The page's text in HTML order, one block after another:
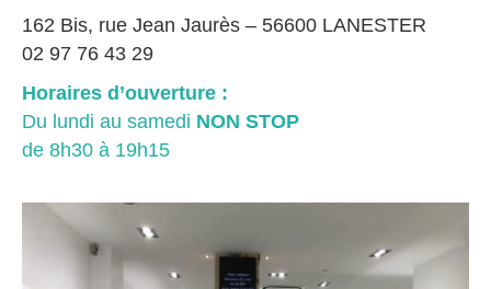
162 Bis, rue Jean Jaurès – 56600 LANESTER
02 97 76 43 29
Horaires d’ouverture :
Du lundi au samedi NON STOP
de 8h30 à 19h15